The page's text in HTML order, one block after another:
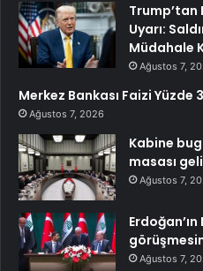
Trump’tan
Uyarı:
Müdahale
Ağustos 7,
Merkez Bankası Faizi Yüzde
Ağustos 7, 2026
Kabine
masası
Ağustos 7,
Ağustos 7,